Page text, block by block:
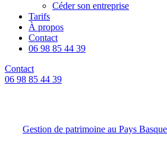
Céder son entreprise
Tarifs
À propos
Contact
06 98 85 44 39
Contact
06 98 85 44 39
Gestion de patrimoine au Pays Basque